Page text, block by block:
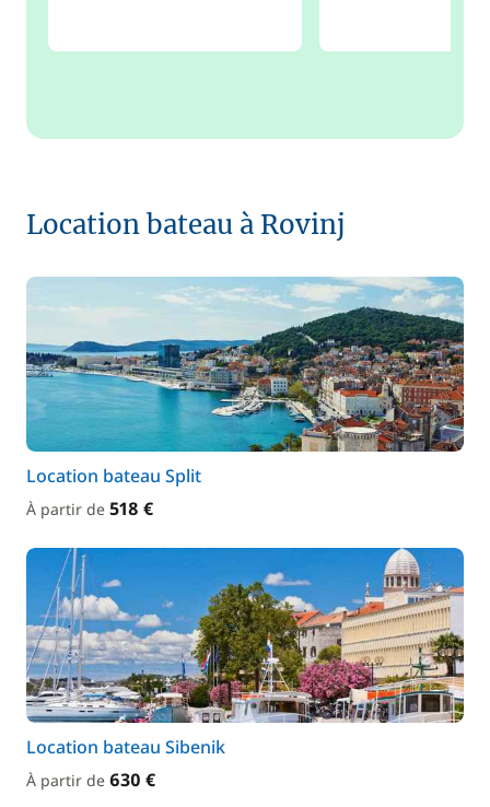
Location bateau à Rovinj
Location bateau Split
À partir de 518 €
Location bateau Sibenik
À partir de 630 €